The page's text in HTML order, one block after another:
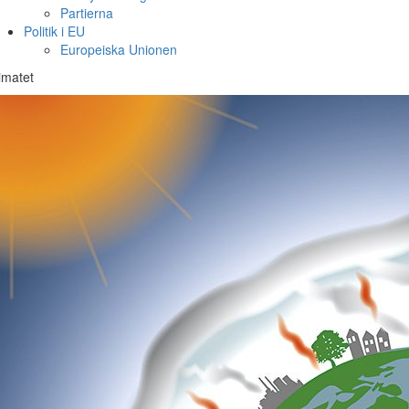
Partierna
Politik i EU
Europeiska Unionen